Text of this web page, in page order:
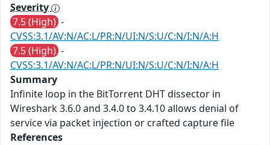
Severity
7.5 (High) -
CVSS:3.1/AV:N/AC:L/PR:N/UI:N/S:U/C:N/I:N/A:H
7.5 (High) -
CVSS:3.1/AV:N/AC:L/PR:N/UI:N/S:U/C:N/I:N/A:H
Summary
Infinite loop in the BitTorrent DHT dissector in
Wireshark 3.6.0 and 3.4.0 to 3.4.10 allows denial of
service via packet injection or crafted capture file
References